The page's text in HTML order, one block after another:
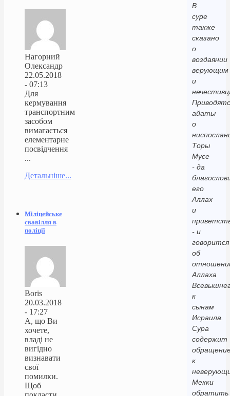
В
суре
также
сказано
о
воздаянии
верующим
и
айаты
о
Торы
Мусе
- да
его
Аллах
и
- и
говорится
об
Аллаха
к
сынам
Исраила.
Сура
содержит
к
Мекки
обратить
Нагорний
Олександр
22.05.2018
- 07:13
Для
кермування
транспортним
засобом
вимагається
елементарне
посвідчення
...
Детальніше...
Міліцейське
свавілля в
поліції
Boris
20.03.2018
- 17:27
А, що Ви
хочете,
владі не
вигідно
визнавати
свої
помилки.
Щоб